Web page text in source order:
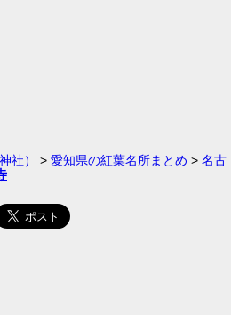
社） > 愛知県の紅葉名所まとめ > 名古